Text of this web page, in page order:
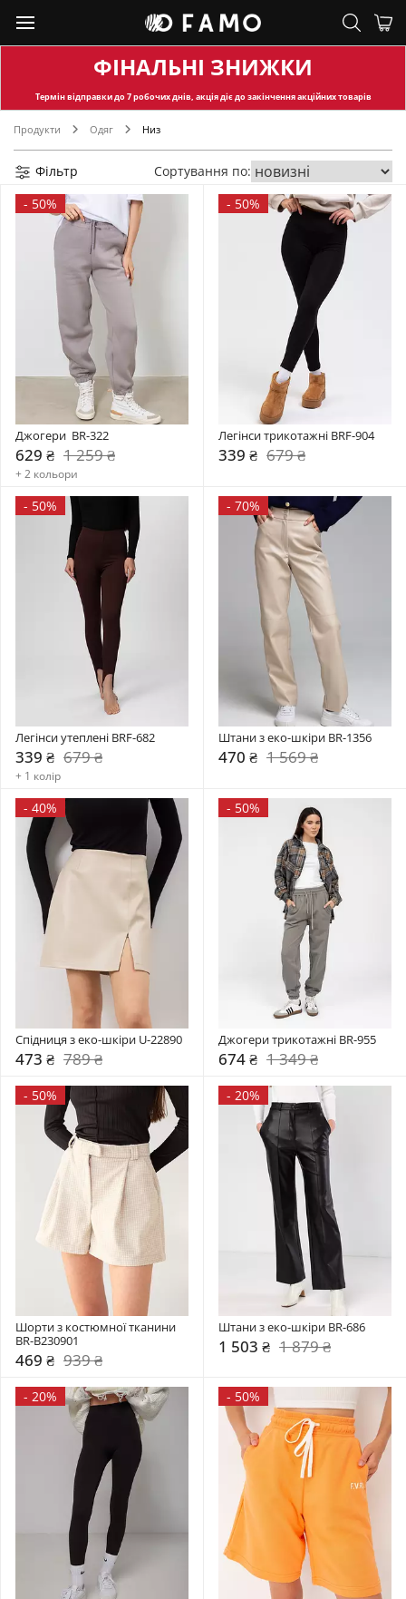
ФІНАЛЬНІ ЗНИЖКИ
Термін відправкидо 7 робочих днів, акція діє до закінчення акційних товарів
Продукти Одяг Низ
Фільтр
Сортування по:
- 50%
Джогери  BR-322
629 ₴ 1 259 ₴
+ 2 кольори
- 50%
Легінси трикотажні BRF-904
339 ₴ 679 ₴
- 50%
Легінси утеплені BRF-682
339 ₴ 679 ₴
+ 1 колір
- 70%
Штани з еко-шкіри BR-1356
470 ₴ 1 569 ₴
- 40%
Спідниця з еко-шкіри U-22890
473 ₴ 789 ₴
- 50%
Джогери трикотажні BR-955
674 ₴ 1 349 ₴
- 50%
Шорти з костюмної тканини
BR-B230901
469 ₴ 939 ₴
- 20%
Штани з еко-шкіри BR-686
1 503 ₴ 1 879 ₴
- 20% - 50%